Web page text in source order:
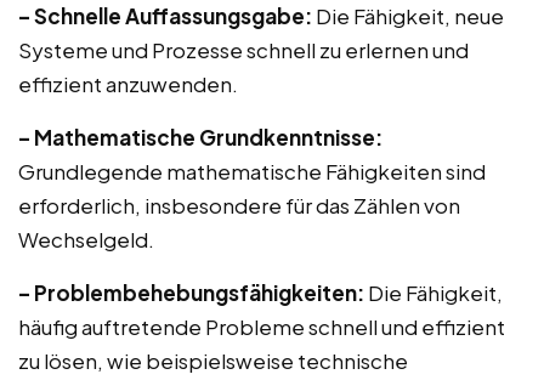
– Schnelle Auffassungsgabe: Die Fähigkeit, neue
Systeme und Prozesse schnell zu erlernen und
effizient anzuwenden.
– Mathematische Grundkenntnisse:
Grundlegende mathematische Fähigkeiten sind
erforderlich, insbesondere für das Zählen von
Wechselgeld.
– Problembehebungsfähigkeiten: Die Fähigkeit,
häufig auftretende Probleme schnell und effizient
zu lösen, wie beispielsweise technische